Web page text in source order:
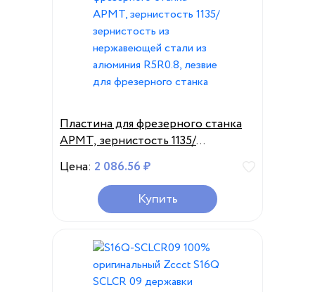
Пластина для фрезерного станка
APMT, зернистость 1135/
зернистость из нержавеющей
стали из алюминия R5R0.8, лезвие
для фрезерного станка
Цена: 2 086.56 ₽
Купить